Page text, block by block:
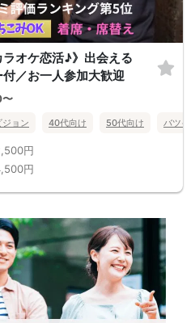
ラオケ恋活♪》出会える
／お一人参加大歓迎
ョン 40代向け 50代向け バツイ
円
円